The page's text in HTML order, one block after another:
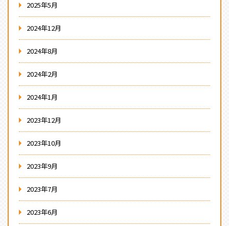
2025年5月
2024年12月
2024年8月
2024年2月
2024年1月
2023年12月
2023年10月
2023年9月
2023年7月
2023年6月